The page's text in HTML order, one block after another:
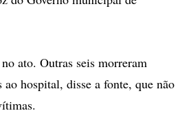
ato. Outras seis morreram
ao hospital, disse a fonte, que não